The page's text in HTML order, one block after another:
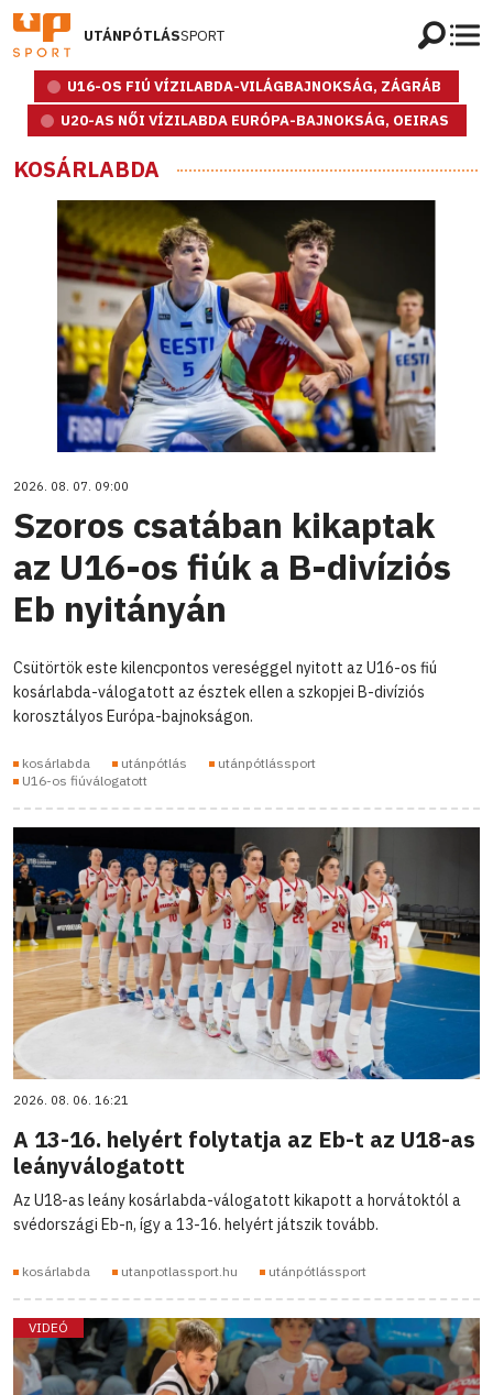
UTÁNPÓTLÁSSPORT
U16-OS FIÚ VÍZILABDA-VILÁGBAJNOKSÁG, ZÁGRÁB
U20-AS NŐI VÍZILABDA EURÓPA-BAJNOKSÁG, OEIRAS
KOSÁRLABDA
2026. 08. 07. 09:00
Szoros csatában kikaptak
az U16-os fiúk a B-divíziós
Eb nyitányán
Csütörtök este kilencpontos vereséggel nyitott az U16-os fiú
kosárlabda-válogatott az észtek ellen a szkopjei B-divíziós
korosztályos Európa-bajnokságon.
kosárlabda utánpótlás
utánpótlássport
U16-os fiúválogatott
2026. 08. 06. 16:21
A 13-16. helyért folytatja az Eb-t az U18-as
leányválogatott
Az U18-as leány kosárlabda-válogatott kikapott a horvátoktól a
svédországi Eb-n, így a 13-16. helyért játszik tovább.
kosárlabda utanpotlassport.hu utánpótlássport
VIDEÓ